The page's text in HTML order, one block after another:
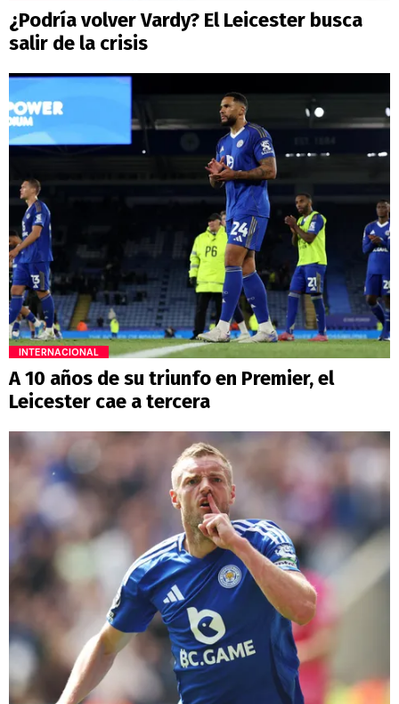
¿Podría volver Vardy? El Leicester busca
salir de la crisis
INTERNACIONAL
A 10 años de su triunfo en Premier, el
Leicester cae a tercera